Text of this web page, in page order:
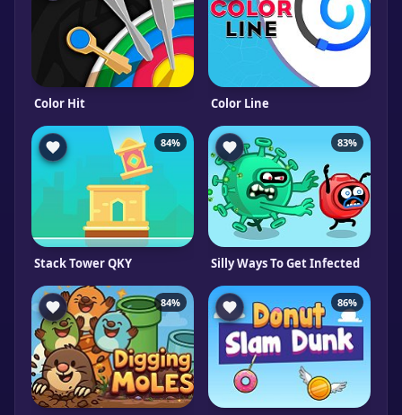
Color Hit Color Line
84%
Stack Tower QKY
83%
Silly Ways To Get Infected
84% 86%